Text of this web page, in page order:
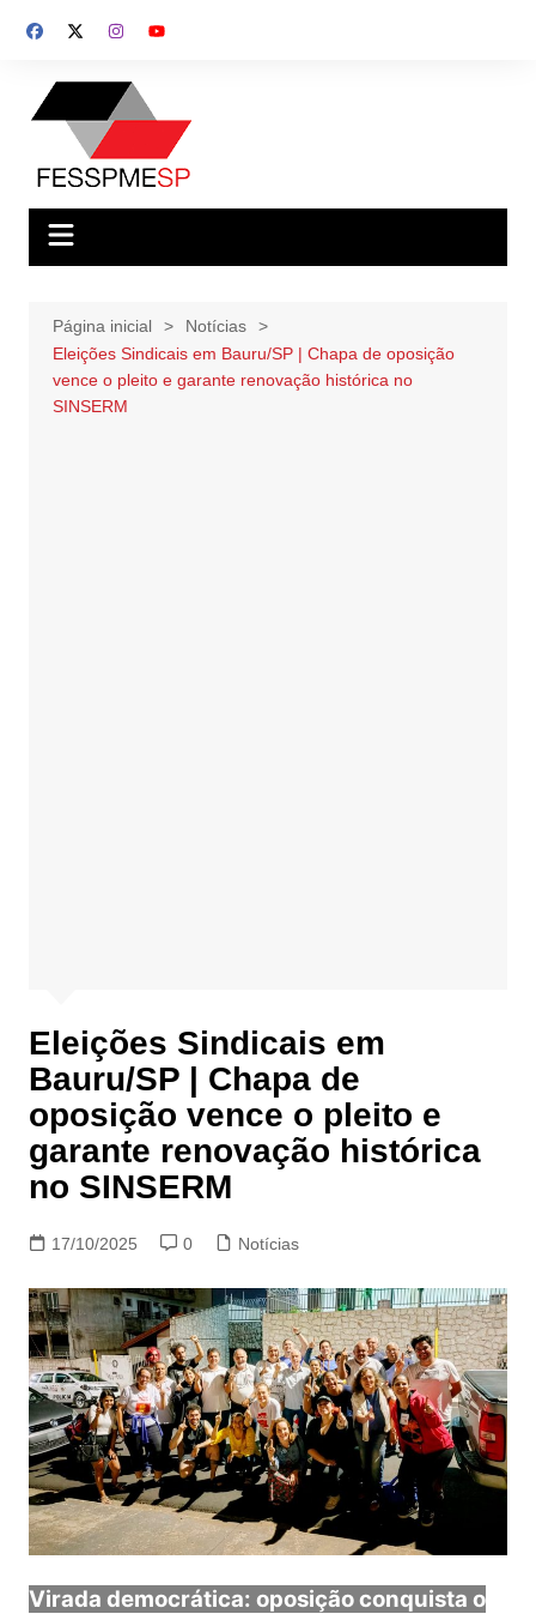
para
conteúdo
Página inicial
Notícias
Eleições Sindicais em Bauru/SP | Chapa de oposição
vence o pleito e garante renovação histórica no
SINSERM
Eleições Sindicais em
Bauru/SP | Chapa de
oposição vence o pleito e
garante renovação histórica
no SINSERM
17/10/2025 0 Notícias
Virada democrática: oposição conquista o